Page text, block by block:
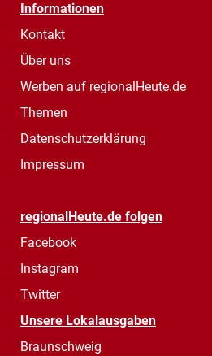
Informationen
Kontakt
Über uns
Werben auf regionalHeute.de
Themen
Datenschutzerklärung
Impressum
regionalHeute.de folgen
Facebook
Instagram
Twitter
Unsere Lokalausgaben
Braunschweig